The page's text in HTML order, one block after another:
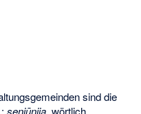
sind die